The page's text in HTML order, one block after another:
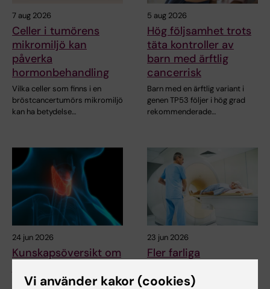
7 aug 2026
Celler i tumörens
mikromiljö kan
påverka
hormonbehandling
Vilka celler som finns i en
bröstcancertumörs mikromiljö
kan ha betydelse…
5 aug 2026
Hög följsamhet trots
täta kontroller av
barn med ärftlig
cancerrisk
Barn med en ärftlig variant i
genen TP53 följer i hög grad
rekommenderade…
24 jun 2026
Kunskapsöversikt om
sköldkörtelcancer
23 jun 2026
Fler farliga
hittas med nytt
Vi använder kakor (cookies)